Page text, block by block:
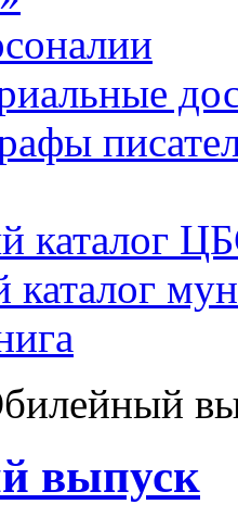
каталог
каталог
выпуск